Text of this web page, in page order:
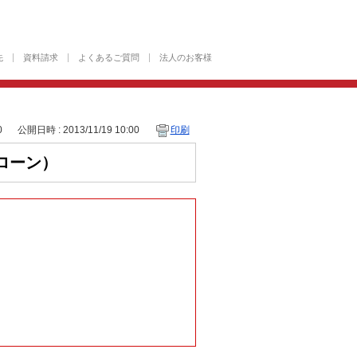
資料請求 よくあるご質問 法人のお客様
公開日時 : 2013/11/19 10:00 印刷
ン）